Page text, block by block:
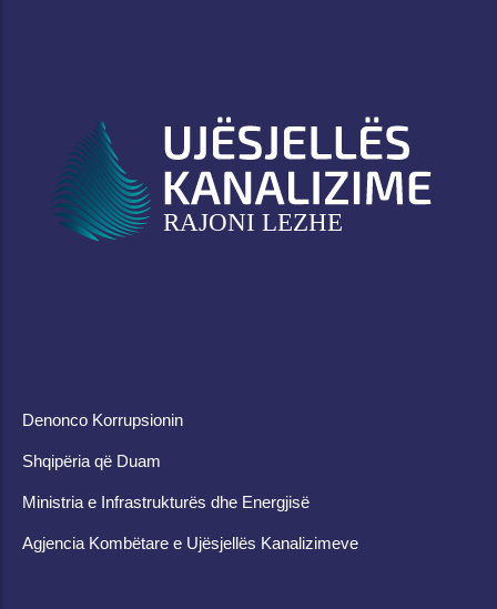
Denonco Korrupsionin
Shqipëria që Duam
Ministria e Infrastrukturës dhe Energjisë
Agjencia Kombëtare e Ujësjellës Kanalizimeve